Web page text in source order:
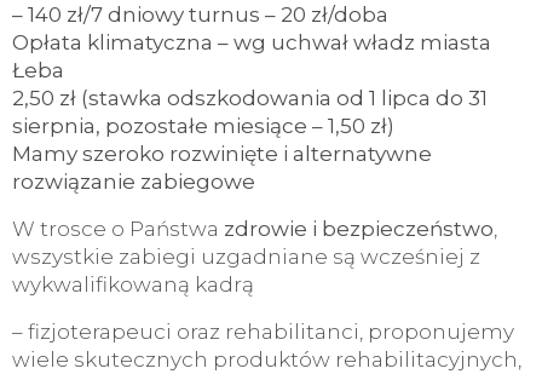
– 140 zł/7 dniowy turnus – 20 zł/doba
Opłata klimatyczna – wg uchwał władz miasta
Łeba
2,50 zł (stawka odszkodowania od 1 lipca do 31
sierpnia, pozostałe miesiące – 1,50 zł)
Mamy szeroko rozwinięte i alternatywne
rozwiązanie zabiegowe
W trosce o Państwa zdrowie i bezpieczeństwo,
wszystkie zabiegi uzgadniane są wcześniej z
wykwalifikowaną kadrą
– fizjoterapeuci oraz rehabilitanci, proponujemy
wiele skutecznych produktów rehabilitacyjnych,